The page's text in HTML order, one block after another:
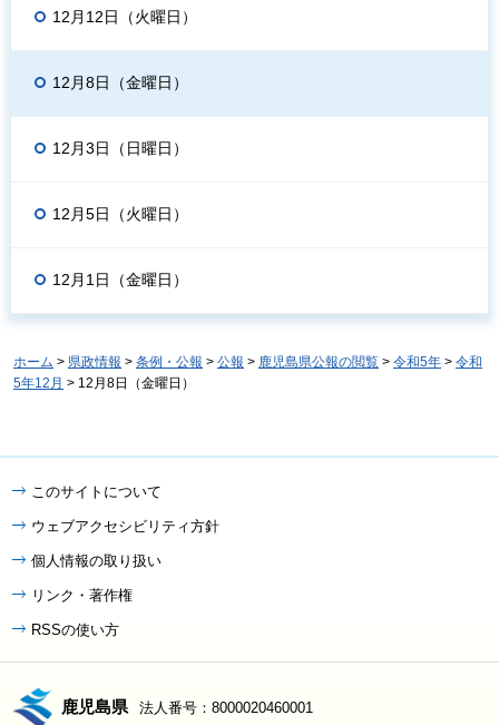
12月12日（火曜日）
12月8日（金曜日）
12月3日（日曜日）
12月5日（火曜日）
12月1日（金曜日）
ホーム > 県政情報 > 条例・公報 > 公報 > 鹿児島県公報の閲覧 > 令和5年 > 令和
5年12月 > 12月8日（金曜日）
このサイトについて
ウェブアクセシビリティ方針
個人情報の取り扱い
リンク・著作権
RSSの使い方
鹿児島県 法人番号：8000020460001